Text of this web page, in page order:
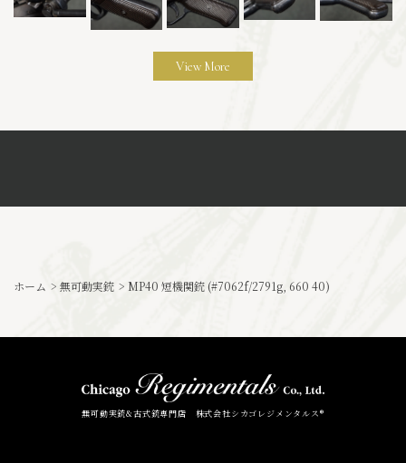
View More
ホーム > 無可動実銃 > MP40 短機関銃 (#7062f/2791g, 660 40)
無可動実銃&古式銃専門店 株式会社シカゴレジメンタルス®